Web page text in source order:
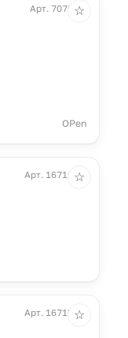
Арт. 7079.60
OPen
☆
Арт. 16710.40
☆
Арт. 16715.60
☆